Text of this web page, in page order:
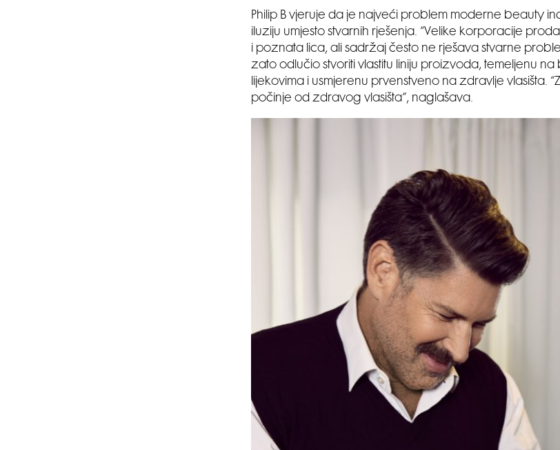
Philip B vjeruje da je najveći problem moderne beauty
iluziju umjesto stvarnih rješenja. “Velike korporacije
i poznata lica, ali sadržaj često ne rješava stvarne
zato odlučio stvoriti vlastitu liniju proizvoda, temeljenu
lijekovima i usmjerenu prvenstveno na zdravlje vlasišta.
počinje od zdravog vlasišta”, naglašava.